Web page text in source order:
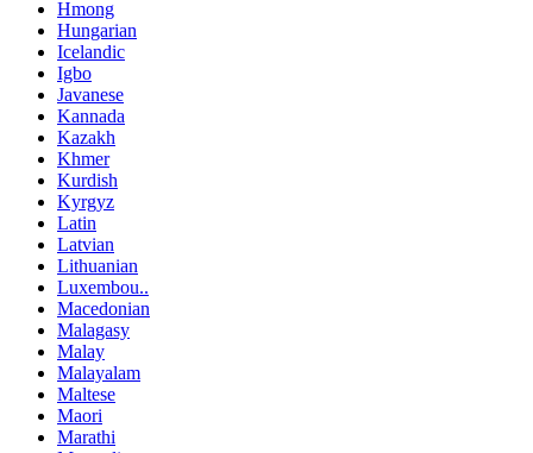
Hmong
Hungarian
Icelandic
Igbo
Javanese
Kannada
Kazakh
Khmer
Kurdish
Kyrgyz
Latin
Latvian
Lithuanian
Luxembou..
Macedonian
Malagasy
Malay
Malayalam
Maltese
Maori
Marathi